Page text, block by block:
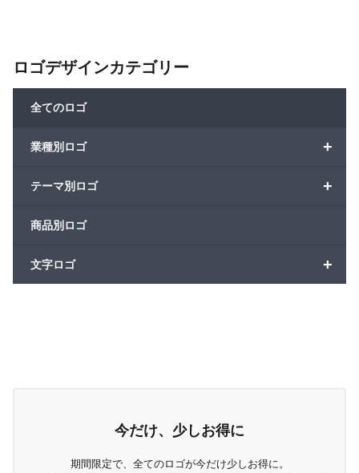
ロゴデザインカテゴリー
全てのロゴ
+
業種別ロゴ
+
テーマ別ロゴ
商品別ロゴ
+
文字ロゴ
今だけ、少しお得に
期間限定で、全てのロゴが今だけ少しお得に。